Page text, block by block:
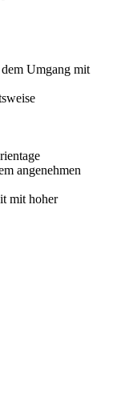
Umgang mit
angenehmen
mit hoher